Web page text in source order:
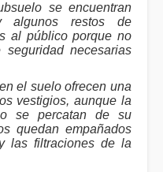
se encuentran
algunos restos de
al público porque no
necesarias
el suelo ofrecen una
vestigios, aunque la
se percatan de su
quedan empañados
las filtraciones de la